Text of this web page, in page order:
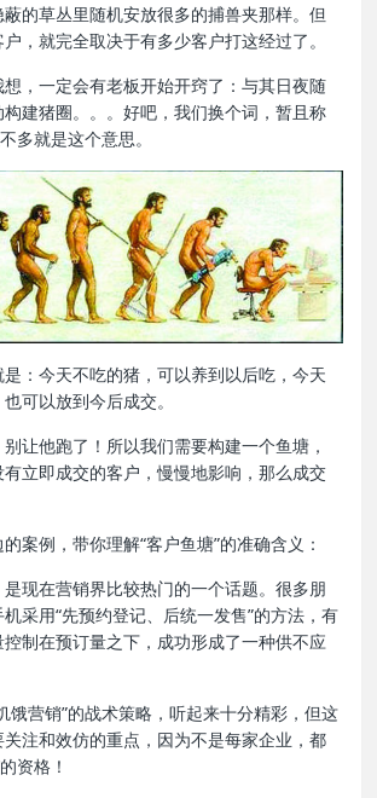
的草丛里随机安放很多的捕兽夹那样。但
，就完全取决于有多少客户打这经过了。
，一定会有老板开始开窍了：与其日夜随
建猪圈。。。好吧，我们换个词，暂且称
多就是这个意思。
：今天不吃的猪，可以养到以后吃，今天
可以放到今后成交。
让他跑了！所以我们需要构建一个鱼塘，
立即成交的客户，慢慢地影响，那么成交
案例，带你理解“客户鱼塘”的准确含义：
现在营销界比较热门的一个话题。很多朋
采用“先预约登记、后统一发售”的方法，有
制在预订量之下，成功形成了一种供不应
饿营销”的战术策略，听起来十分精彩，但这
注和效仿的重点，因为不是每家企业，都
资格！